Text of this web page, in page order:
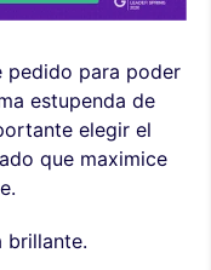
pedido para poder
estupenda de
elegir el
que maximice
brillante.